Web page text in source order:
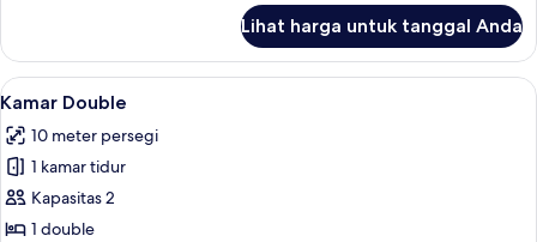
Kamar
Double
Deluks
Lihat harga untuk tanggal Anda
Lihat
semua
foto
untuk
Kamar
Double
Minibar, brankas, Wi-Fi gratis, dan
8
Kamar Double
10 meter persegi
1 kamar tidur
Kapasitas 2
1 double